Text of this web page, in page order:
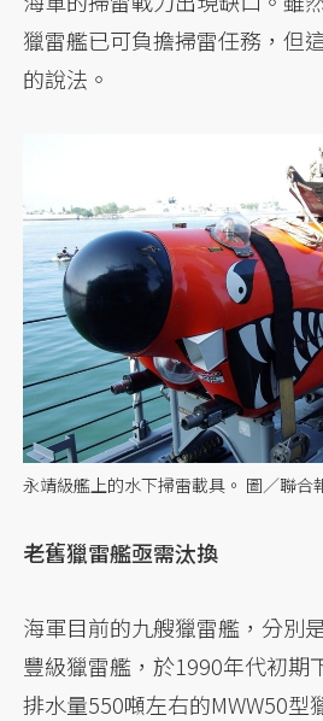
獵雷艦已可負擔掃雷任務，但
的說法。
永靖級艦上的水下掃雷載具。 圖／聯合
老舊獵雷艦亟需汰換
海軍目前的九艘獵雷艦，分別
豐級獵雷艦，於1990年代初期
排水量550噸左右的MWW50型